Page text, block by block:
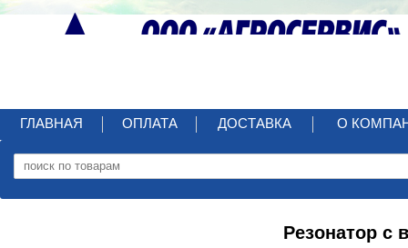
ГЛАВНАЯ ОПЛАТА ДОСТАВКА О
Резонатор с